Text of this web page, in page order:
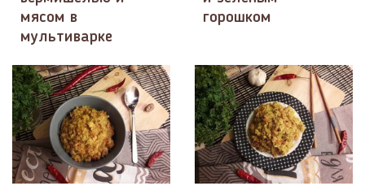
мясом в
мультиварке
горошком